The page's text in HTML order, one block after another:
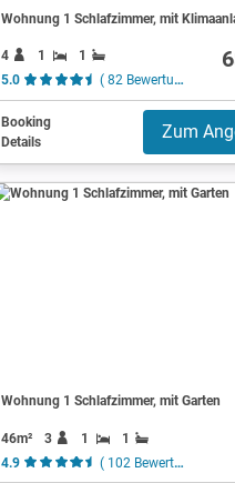
Wohnung 1 Schlafzimmer, mit
4 1
1
5.0
( 82 Bewertungen )
Booking
Details
Zum
Wohnung 1 Schlafzimmer, mit Garten
46m² 3 1
1
4.9
( 102 Bewertungen )